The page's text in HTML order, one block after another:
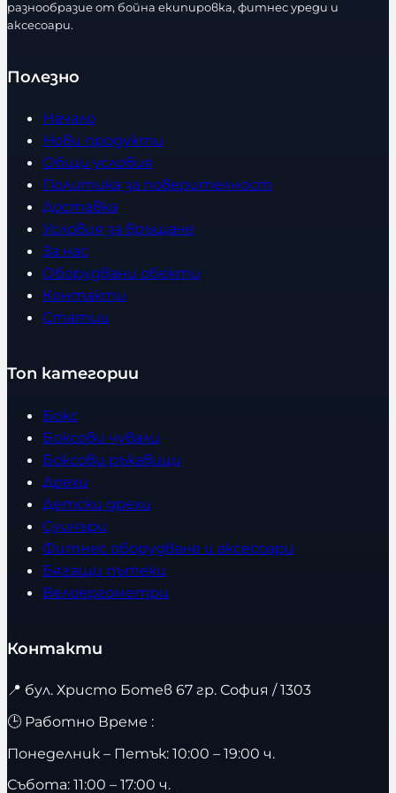
разнообразие от бойна екипировка, фитнес уреди и
аксесоари.
Полезно
Начало
Нови продукти
Общи условия
Политика за поверителност
Доставка
Условия за връщане
За нас
Оборудвани обекти
Контакти
Статии
Топ категории
Бокс
Боксови чували
Боксови ръкавици
Дрехи
Детски дрехи
Суичъри
Фитнес оборудване и аксесоари
Бягащи пътеки
Велоергометри
Контакти
📍 бул. Христо Ботев 67 гр. София / 1303
🕒 Работно Време :
Понеделник – Петък: 10:00 – 19:00 ч.
Събота: 11:00 – 17:00 ч.